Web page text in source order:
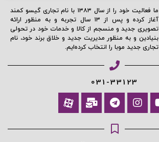
ما فعالیت خود را از سال ۱۳۸۳ با نام تجاری گیسو کمند
آغاز کرده و پس از ۱۳ سال تجربه و به منظور ارائه
تصویری جدید و منسجم از کالا و خدمات خود در تحولی
بنیادین و به منظور مدیریت جدید و خلاق برند خود، نام
تجاری جدید موبا را انتخاب کرده‌ایم.
031-33123